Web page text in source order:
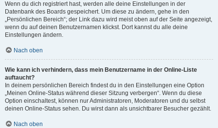
Wenn du dich registriert hast, werden alle deine Einstellungen in der
Datenbank des Boards gespeichert. Um diese zu ändern, gehe in den
„Persönlichen Bereich“; der Link dazu wird meist oben auf der Seite angezeigt,
wenn du auf deinen Benutzernamen klickst. Dort kannst du alle deine
Einstellungen ändern.
Nach oben
Wie kann ich verhindern, dass mein Benutzername in der Online-Liste
auftaucht?
In deinem persönlichen Bereich findest du in den Einstellungen eine Option
„Meinen Online-Status während dieser Sitzung verbergen“. Wenn du diese
Option einschaltest, können nur Administratoren, Moderatoren und du selbst
deinen Online-Status sehen. Du wirst dann als unsichtbarer Besucher gezählt.
Nach oben